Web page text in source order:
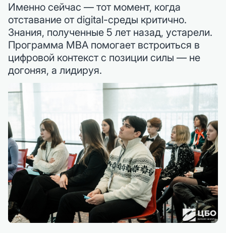
Именно сейчас — тот момент, когда
отставание от digital-среды критично.
Знания, полученные 5 лет назад, устарели.
Программа MBA помогает встроиться в
цифровой контекст с позиции силы — не
догоняя, а лидируя.